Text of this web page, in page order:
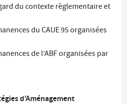
du contexte règlementaire et
du CAUE 95 organisées
de l’ABF organisées par
d’Aménagement